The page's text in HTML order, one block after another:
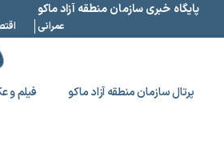
پایگاه خبری سازمان منطقه آزاد ماکو
عمرانی
پرتال سازمان منطقه آزاد ماکو فیلم و